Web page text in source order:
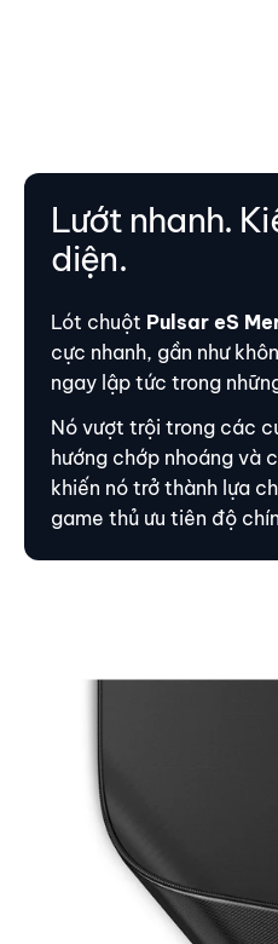
Lướt nhanh.
diện.
Lót chuột Pulsar eS
cực nhanh, gần như
ngay lập tức trong
Nó vượt trội trong các
hướng chớp nhoáng và
khiến nó trở thành lựa
game thủ ưu tiên độ